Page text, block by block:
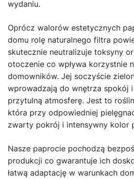
wydaniu.
Oprócz walorów estetycznych
domu rolę naturalnego filtra
skutecznie neutralizuje toksyny
otoczenie co wpływa korzystnie
domowników. Jej soczyście
wprowadzają do wnętrza spokój
przytulną atmosferę. Jest to
która przy odpowiedniej
zwarty pokrój i intensywny kolor
Nasze paprocie pochodzą
produkcji co gwarantuje ich
łatwą adaptację w warunkach